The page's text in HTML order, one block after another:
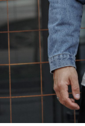
Кардиганы
Комплекты
Лонгсливы